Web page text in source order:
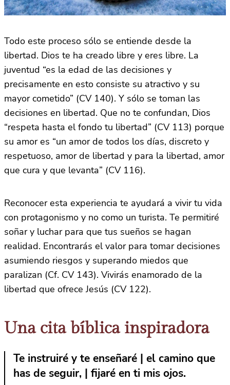
Todo este proceso sólo se entiende desde la
libertad. Dios te ha creado libre y eres libre. La
juventud “es la edad de las decisiones y
precisamente en esto consiste su atractivo y su
mayor cometido” (CV 140). Y sólo se toman las
decisiones en libertad. Que no te confundan, Dios
“respeta hasta el fondo tu libertad” (CV 113) porque
su amor es “un amor de todos los días, discreto y
respetuoso, amor de libertad y para la libertad, amor
que cura y que levanta” (CV 116).
Reconocer esta experiencia te ayudará a vivir tu vida
con protagonismo y no como un turista. Te permitiré
soñar y luchar para que tus sueños se hagan
realidad. Encontrarás el valor para tomar decisiones
asumiendo riesgos y superando miedos que
paralizan (Cf. CV 143). Vivirás enamorado de la
libertad que ofrece Jesús (CV 122).
Una cita bíblica inspiradora
Te instruiré y te enseñaré | el camino que
has de seguir, | fijaré en ti mis ojos.